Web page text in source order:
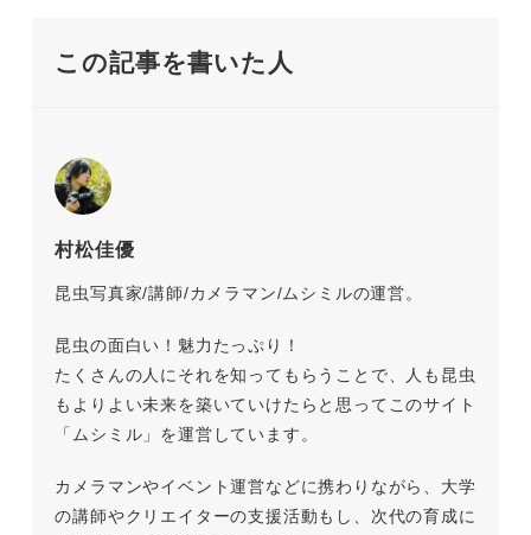
この記事を書いた人
村松佳優
昆虫写真家/講師/カメラマン/ムシミルの運営。
昆虫の面白い！魅力たっぷり！
たくさんの人にそれを知ってもらうことで、人も昆虫
もよりよい未来を築いていけたらと思ってこのサイト
「ムシミル」を運営しています。
カメラマンやイベント運営などに携わりながら、大学
の講師やクリエイターの支援活動もし、次代の育成に